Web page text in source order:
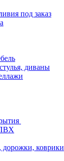
под заказ
диваны
дорожки, коврики